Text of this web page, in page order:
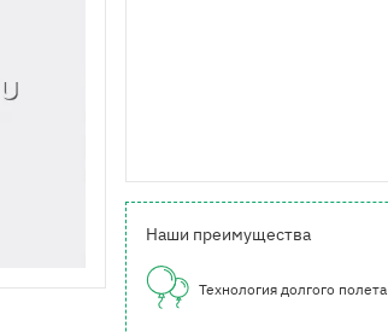
Наши преимущества
Технология долгого полета